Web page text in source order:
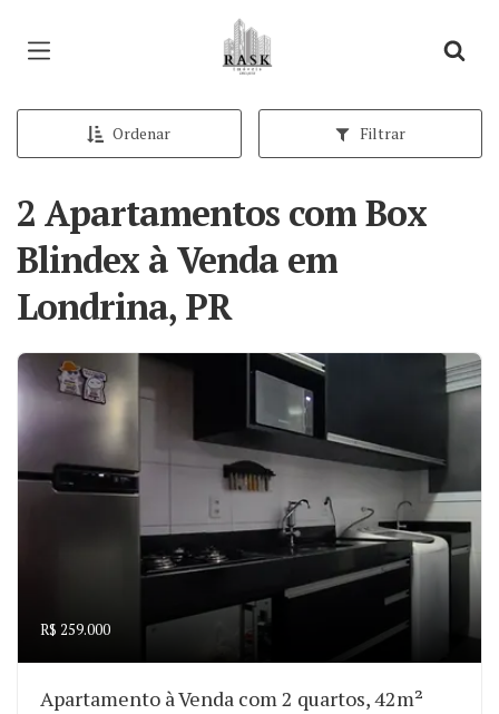
Página inicial
Ordenar Filtrar
2 Apartamentos com Box
Blindex à Venda em
Londrina, PR
R$ 259.000
Apartamento à Venda com 2 quartos, 42m²